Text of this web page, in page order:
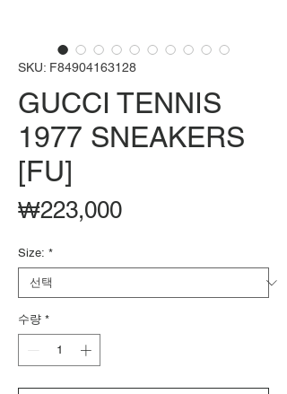
SKU: F84904163128
GUCCI TENNIS
1977 SNEAKERS
[FU]
₩223,000가
Size: *
수량 *